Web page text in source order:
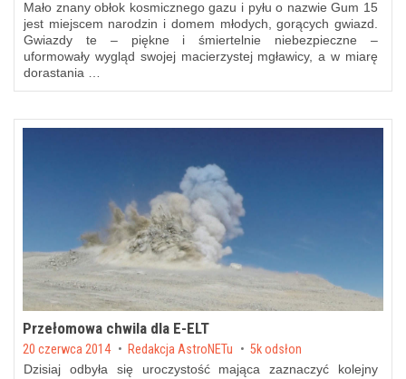
Mało znany obłok kosmicznego gazu i pyłu o nazwie Gum 15
jest miejscem narodzin i domem młodych, gorących gwiazd.
Gwiazdy te – piękne i śmiertelnie niebezpieczne –
uformowały wygląd swojej macierzystej mgławicy, a w miarę
dorastania …
Przełomowa chwila dla E-ELT
Posted on
20 czerwca 2014 by Redakcja AstroNETu 5k odsłon
Dzisiaj odbyła się uroczystość mająca zaznaczyć kolejny